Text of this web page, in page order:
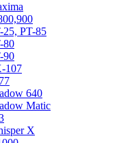
PT-85
80
90
107
640
Matic
X